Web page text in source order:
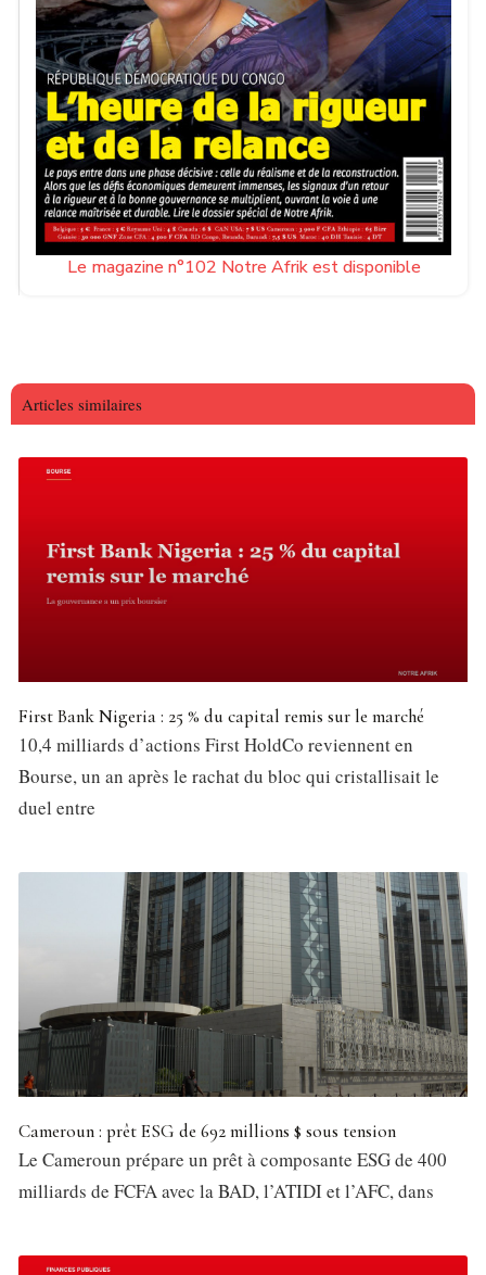
Le magazine n°102 Notre Afrik est disponible
Articles similaires
First Bank Nigeria : 25 % du capital remis sur le marché
10,4 milliards d’actions First HoldCo reviennent en
Bourse, un an après le rachat du bloc qui cristallisait le
duel entre
Cameroun : prêt ESG de 692 millions $ sous tension
Le Cameroun prépare un prêt à composante ESG de 400
milliards de FCFA avec la BAD, l’ATIDI et l’AFC, dans